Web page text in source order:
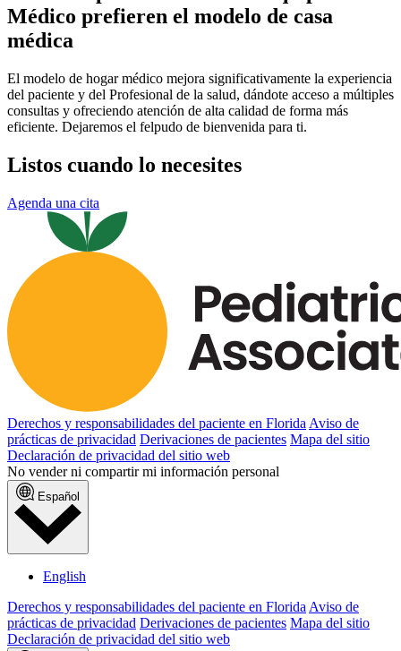
Médico prefieren el modelo de casa
médica
El modelo de hogar médico mejora significativamente la experiencia
del paciente y del Profesional de la salud, dándote acceso a múltiples
consultas y ofreciendo atención de alta calidad de forma más
eficiente. Dejaremos el felpudo de bienvenida para ti.
Listos cuando lo necesites
Agenda una cita
Derechos y responsabilidades del paciente en Florida Aviso de
prácticas de privacidad Derivaciones de pacientes Mapa del sitio
Declaración de privacidad del sitio web
No vender ni compartir mi información personal
Español
English
Derechos y responsabilidades del paciente en FloridaAviso de
prácticas de privacidad Derivaciones de pacientes Mapa del sitio
Declaración de privacidad del sitio web